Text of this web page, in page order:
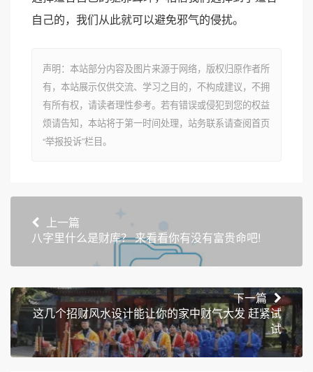
自己的，我们从此就可以避免邪气的侵扰。
声明：本站部分内容及图片来源于网络，版权归原作者所
有，本站展示仅供交流、学习之目的，不构成建议，不拥
有所有权，请读者理性参考。若有错误或侵犯到您的权益
烦请告知，本站将于第一时间处理，站务联系请查阅首页
“举报投诉”栏目。
上一篇
八字里什么是财库？ 来看看你有没有富贵命吧!
下一篇
这几个招财风水设计能让你的家中财气大发 赶紧试
试